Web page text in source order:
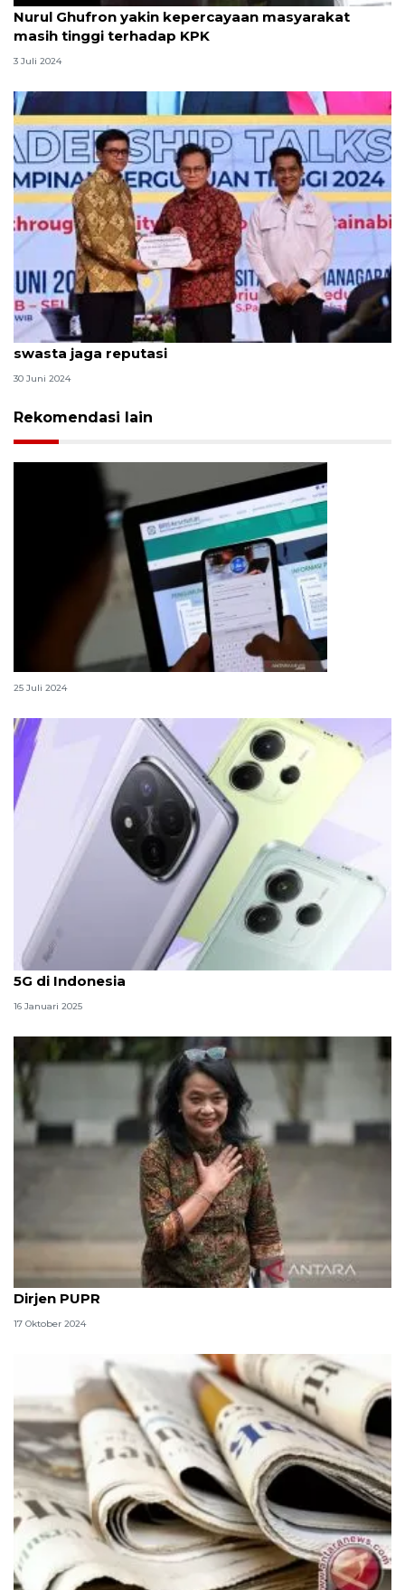
Nurul Ghufron yakin kepercayaan masyarakat
masih tinggi terhadap KPK
3 Juli 2024
Dirjen Diktiristek ingatkan pentingnya kampus
swasta jaga reputasi
30 Juni 2024
Rekomendasi lain
Cara aktifkan KIS lewat aplikasi JKN Mobile
25 Juli 2024
Spesifikasi dan perkiraan harga Redmi Note 14 Pro
5G di Indonesia
16 Januari 2025
Profil Diana Kusumastuti, calon wakil menteri dari
Dirjen PUPR
17 Oktober 2024